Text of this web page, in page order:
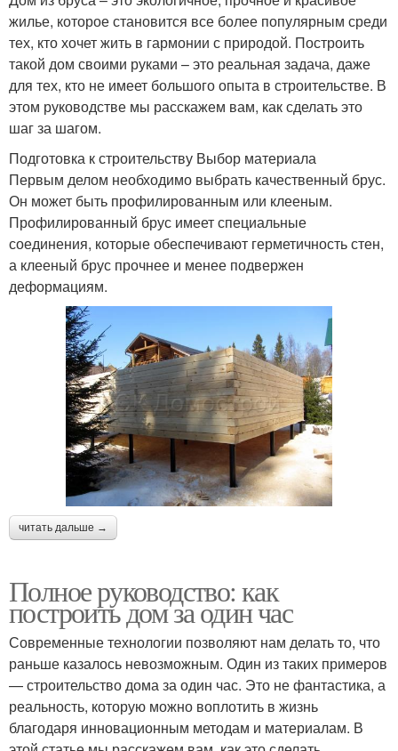
жилье, которое становится все более популярным среди
тех, кто хочет жить в гармонии с природой. Построить
такой дом своими руками – это реальная задача, даже
для тех, кто не имеет большого опыта в строительстве. В
этом руководстве мы расскажем вам, как сделать это
шаг за шагом.
Подготовка к строительству Выбор материала
Первым делом необходимо выбрать качественный брус.
Он может быть профилированным или клееным.
Профилированный брус имеет специальные
соединения, которые обеспечивают герметичность стен,
а клееный брус прочнее и менее подвержен
деформациям.
читать дальше →
Полное руководство: как
построить дом за один час
Современные технологии позволяют нам делать то, что
раньше казалось невозможным. Один из таких примеров
— строительство дома за один час. Это не фантастика, а
реальность, которую можно воплотить в жизнь
благодаря инновационным методам и материалам. В